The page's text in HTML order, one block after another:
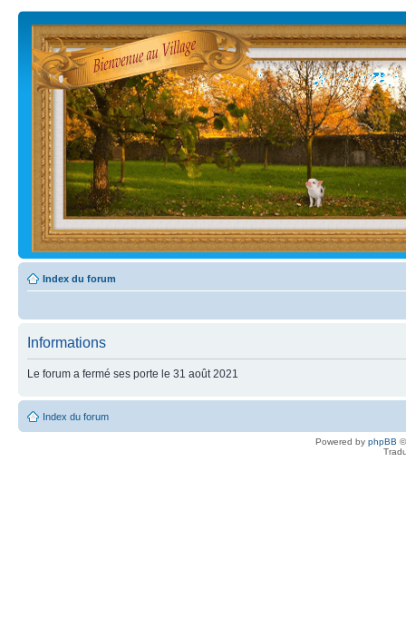
Index du forum
Informations
Le forum a fermé ses porte le 31 août 2021
Index du forum
Powered by phpBB